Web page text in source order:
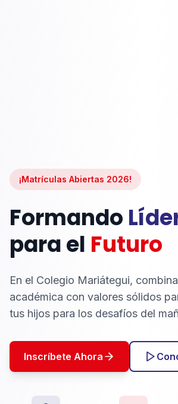
¡Matrículas Abiertas 2026!
Formando
para el Futuro
En el Colegio Mariátegui,
académica con valores sólidos
tus hijos para los desafíos del
Inscríbete Ahora